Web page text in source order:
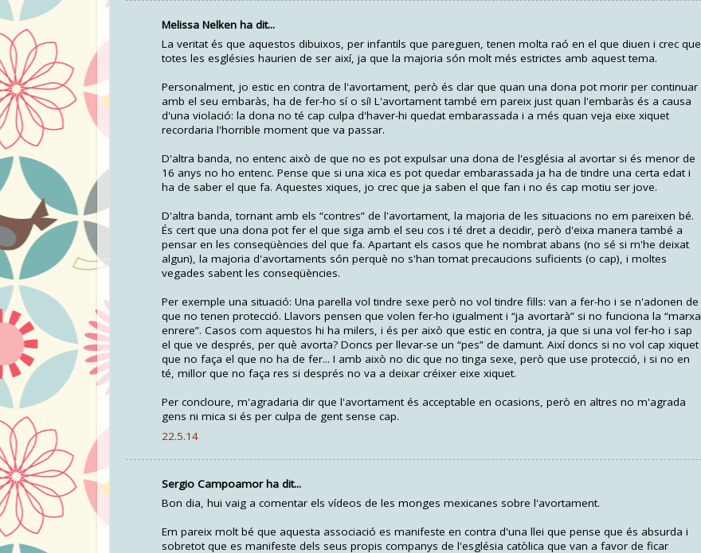
Melissa Nelken ha dit...
La veritat és que aquestos dibuixos, per infantils que pareguen, tenen molta raó en el que diuen i crec que
totes les esglésies haurien de ser així, ja que la majoria són molt més estrictes amb aquest tema.
Personalment, jo estic en contra de l'avortament, però és clar que quan una dona pot morir per continuar
amb el seu embaràs, ha de fer-ho sí o sí! L'avortament també em pareix just quan l'embaràs és a causa
d'una violació: la dona no té cap culpa d'haver-hi quedat embarassada i a més quan veja eixe xiquet
recordaria l'horrible moment que va passar.
D'altra banda, no entenc això de que no es pot expulsar una dona de l'església al avortar si és menor de
16 anys no ho entenc. Pense que si una xica es pot quedar embarassada ja ha de tindre una certa edat i
ha de saber el que fa. Aquestes xiques, jo crec que ja saben el que fan i no és cap motiu ser jove.
D'altra banda, tornant amb els “contres” de l'avortament, la majoria de les situacions no em pareixen bé.
És cert que una dona pot fer el que siga amb el seu cos i té dret a decidir, però d'eixa manera també a
pensar en les conseqüències del que fa. Apartant els casos que he nombrat abans (no sé si m'he deixat
algun), la majoria d'avortaments són perquè no s'han tomat precaucions suficients (o cap), i moltes
vegades sabent les conseqüències.
Per exemple una situació: Una parella vol tindre sexe però no vol tindre fills: van a fer-ho i se n'adonen de
que no tenen protecció. Llavors pensen que volen fer-ho igualment i “ja avortarà” si no funciona la “marxa
enrere”. Casos com aquestos hi ha milers, i és per això que estic en contra, ja que si una vol fer-ho i sap
el que ve després, per què avorta? Doncs per llevar-se un “pes” de damunt. Així doncs si no vol cap xiquet
que no faça el que no ha de fer... I amb això no dic que no tinga sexe, però que use protecció, i si no en
té, millor que no faça res si després no va a deixar créixer eixe xiquet.
Per concloure, m'agradaria dir que l'avortament és acceptable en ocasions, però en altres no m'agrada
gens ni mica si és per culpa de gent sense cap.
22.5.14
Sergio Campoamor ha dit...
Bon dia, hui vaig a comentar els vídeos de les monges mexicanes sobre l'avortament.
Em pareix molt bé que aquesta associació es manifeste en contra d'una llei que pense que és absurda i
sobretot que es manifeste dels seus propis companys de l'església catòlica que van a favor de ficar